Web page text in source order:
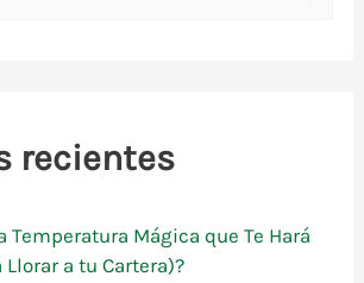
recientes
Temperatura Mágica que Te Hará
Llorar a tu Cartera)?